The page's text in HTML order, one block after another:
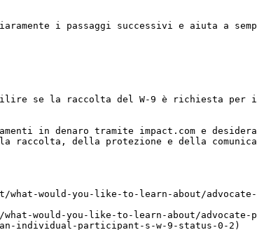
i passaggi successivi e aiuta a
se la raccolta del W-9 è richiesta per il
in denaro tramite impact.com e
raccolta, della protezione e della
would-you-like-to-learn-about/advocate-
you-like-to-learn-about/advocate-
an-individual-participant-s-w-9-status-0-2)